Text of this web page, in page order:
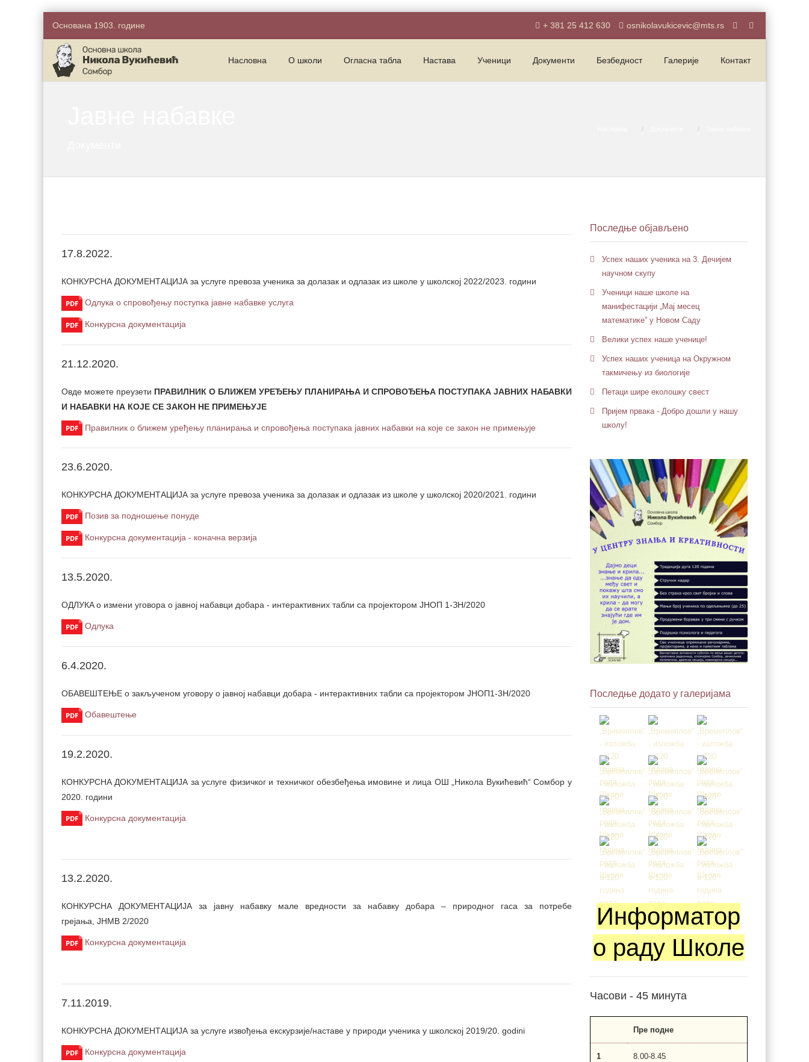
Основана 1903. године + 381 25 412 630 osnikolavukicevic@mts.rs
Насловна О школи Огласна табла Настава Ученици Документи Безбедност Галерије Контакт
17.8.2022.
КОНКУРСНА ДОКУМЕНТАЦИЈА за услуге превоза ученика за долазак и одлазак из школе у школској 2022/2023. години
Одлука о спровођењу поступка јавне набавке услуга
Конкурсна документација
21.12.2020.
Овде можете преузети ПРАВИЛНИК О БЛИЖЕМ УРЕЂЕЊУ ПЛАНИРАЊА И СПРОВОЂЕЊА ПОСТУПАКА ЈАВНИХ НАБАВКИ
И НАБАВКИ НА КОЈЕ СЕ ЗАКОН НЕ ПРИМЕЊУЈЕ
Правилник о ближем уређењу планирања и спровођења поступака јавних набавки на које се закон не примењује
23.6.2020.
КОНКУРСНА ДОКУМЕНТАЦИЈА за услуге превоза ученика за долазак и одлазак из школе у школској 2020/2021. години
Позив за подношење понуде
Конкурсна документација - коначна верзија
13.5.2020.
ОДЛУКA о измени уговора о јавној набавци добара - интерактивних табли са пројектором ЈНОП 1-ЗН/2020
Одлука
6.4.2020.
ОБАВЕШТЕЊЕ о закљученом уговору о јавној набавци добара - интерактивних табли са пројектором ЈНОП1-3Н/2020
Обавештење
19.2.2020.
КОНКУРСНА ДОКУМЕНТАЦИЈА за услуге физичког и техничког обезбеђења имовине и лица ОШ „Никола Вукићевић“ Сомбор у
2020. години
Конкурсна документација
13.2.2020.
КОНКУРСНА ДОКУМЕНТАЦИЈА за јавну набавку мале вредности за набавку добара – природног гаса за потребе
грејања, ЈНМВ 2/2020
Конкурсна документација
7.11.2019.
КОНКУРСНА ДОКУМЕНТАЦИЈА за услуге извођења екскурзије/наставе у природи ученика у школској 2019/20. godini
Конкурсна документација
Последње објављено
Успех наших ученика на 3. Дечијем
научном скупу
Ученици наше школе на
манифестацији „Мај месец
математике” у Новом Саду
Велики успех наше ученице!
Успех наших ученица на Окружном
такмичењу из биологије
Петaци шире еколошку свест
Пријем првака - Добро дошли у нашу
школу!
Последње додато у галеријама
Информатор
о раду Школе
Часови - 45 минута
Пре подне
1 8.00-8.45